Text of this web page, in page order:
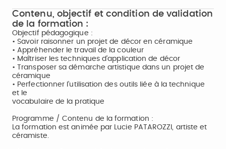
Contenu, objectif et condition de validation
de la formation :
Objectif pédagogique :
• Savoir raisonner un projet de décor en céramique
• Appréhender le travail de la couleur
• Maîtriser les techniques d’application de décor
• Transposer sa démarche artistique dans un projet de
céramique
• Perfectionner l’utilisation des outils liée à la technique
et le
vocabulaire de la pratique
Programme / Contenu de la formation :
La formation est animée par Lucie PATAROZZI, artiste et
céramiste.